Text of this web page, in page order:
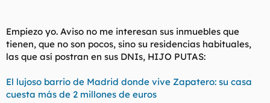
Empiezo yo. Aviso no me interesan sus inmuebles que
tienen, que no son pocos, sino su residencias habituales,
las que así postran en sus DNIs, HIJO PUTAS:
El lujoso barrio de Madrid donde vive Zapatero: su casa
cuesta más de 2 millones de euros